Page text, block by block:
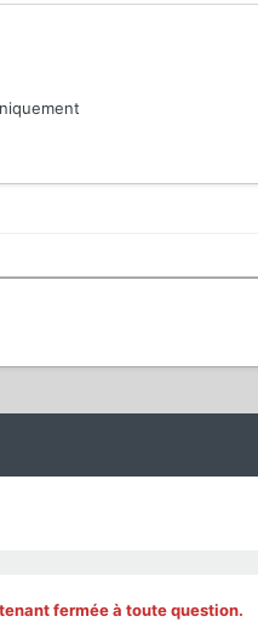
fermée à toute question.